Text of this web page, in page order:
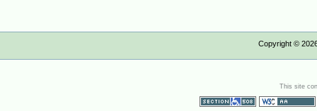
Copyright ©
This site